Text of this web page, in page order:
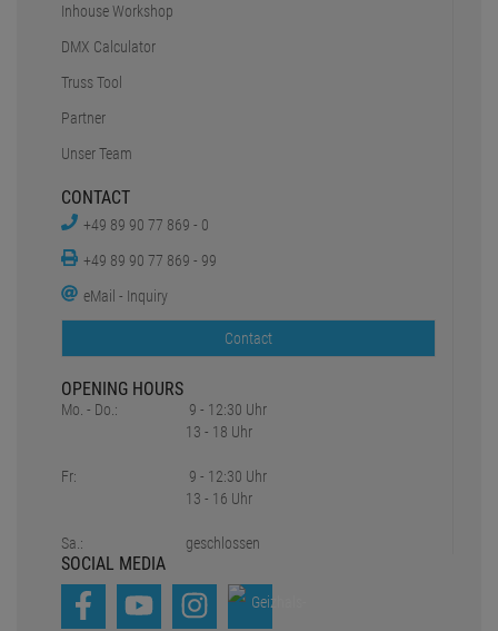
Inhouse Workshop
DMX Calculator
Truss Tool
Partner
Unser Team
CONTACT
+49 89 90 77 869 - 0
+49 89 90 77 869 - 99
eMail - Inquiry
Contact
OPENING HOURS
Mo. - Do.:
Fr:
Sa.:
9 - 12:30 Uhr
13 - 18 Uhr
9 - 12:30 Uhr
13 - 16 Uhr
geschlossen
SOCIAL MEDIA